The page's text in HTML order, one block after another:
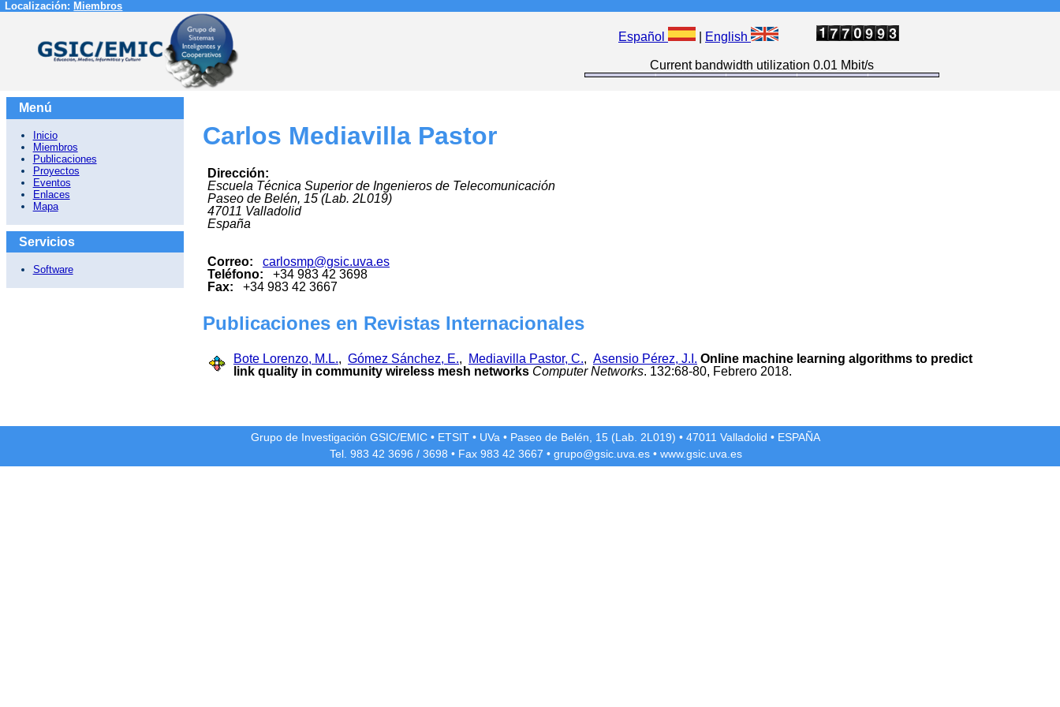
Localización: Miembros
Español English
Current bandwidth utilization 0.01 Mbit/s
Menú
Inicio
Miembros
Publicaciones
Proyectos
Eventos
Enlaces
Mapa
Servicios
Software
Carlos Mediavilla Pastor
Dirección:
Escuela Técnica Superior de Ingenieros de Telecomunicación
Paseo de Belén, 15 (Lab. 2L019)
47011 Valladolid
España
Correo:
carlosmp@gsic.uva.es
Teléfono:
+34 983 42 3698
Fax:
+34 983 42 3667
Publicaciones en Revistas Internacionales
Bote Lorenzo, M.L., Gómez Sánchez, E., Mediavilla Pastor, C., Asensio Pérez, J.I. Online machine learning algorithms to predict
link quality in community wireless mesh networks Computer Networks. 132:68-80, Febrero 2018.
Grupo de Investigación GSIC/EMIC • ETSIT • UVa • Paseo de Belén, 15 (Lab. 2L019) •47011 Valladolid • ESPAÑA
Tel. 983 42 3696 / 3698 • Fax 983 42 3667 • grupo@gsic.uva.es• www.gsic.uva.es